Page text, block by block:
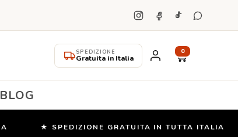
SPEDIZIONE
Gratuita in Italia
0
BLOG
★ SPEDIZIONE GRATUITA IN TUTTA ITALIA